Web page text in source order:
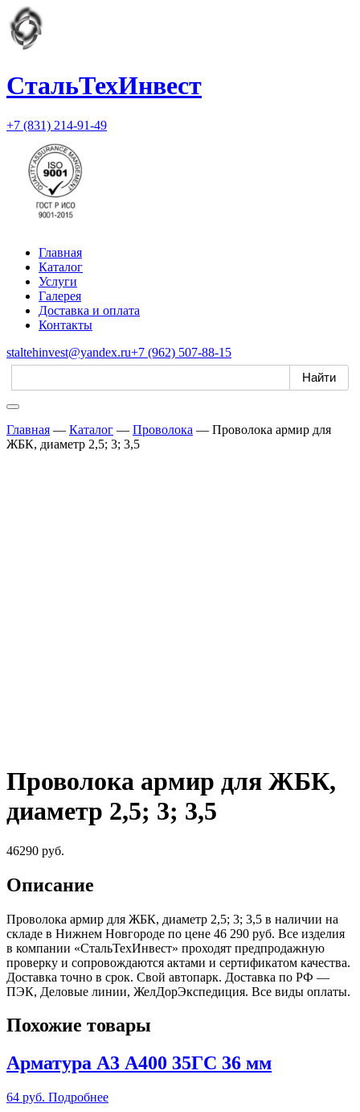
СтальТехИнвест
+7 (831) 214-91-49
Главная
Каталог
Услуги
Галерея
Доставка и оплата
Контакты
staltehinvest@yandex.ru+7 (962) 507-88-15
Главная — Каталог — Проволока — Проволока армир для
ЖБК, диаметр 2,5; 3; 3,5
Проволока армир для ЖБК,
диаметр 2,5; 3; 3,5
46290 руб.
Описание
Проволока армир для ЖБК, диаметр 2,5; 3; 3,5 в наличии на
складе в Нижнем Новгороде по цене 46 290 руб. Все изделия
в компании «СтальТехИнвест» проходят предпродажную
проверку и сопровождаются актами и сертификатом качества.
Доставка точно в срок. Свой автопарк. Доставка по РФ —
ПЭК, Деловые линии, ЖелДорЭкспедиция. Все виды оплаты.
Похожие товары
Арматура А3 А400 35ГС 36 мм
64 руб. Подробнее